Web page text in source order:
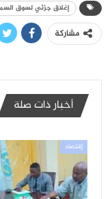
إغلاق جزئي لسوق
مشاركة
أخبار ذات صلة
إقتصاد